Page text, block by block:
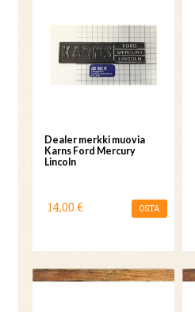
Dealer merkki muovia
Karns Ford Mercury
Lincoln
14,00 € OSTA